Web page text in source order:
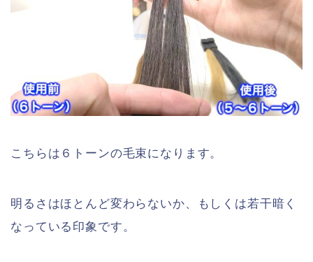
こちらは６トーンの毛束になります。
明るさはほとんど変わらないか、もしくは若干暗く
なっている印象です。